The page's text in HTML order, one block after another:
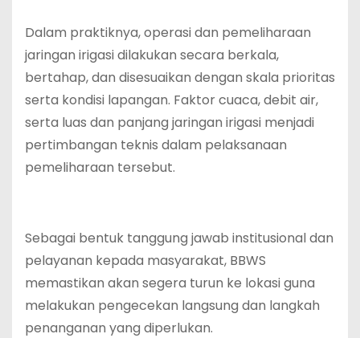
‎Dalam praktiknya, operasi dan pemeliharaan
jaringan irigasi dilakukan secara berkala,
bertahap, dan disesuaikan dengan skala prioritas
serta kondisi lapangan. Faktor cuaca, debit air,
serta luas dan panjang jaringan irigasi menjadi
pertimbangan teknis dalam pelaksanaan
pemeliharaan tersebut.
‎Sebagai bentuk tanggung jawab institusional dan
pelayanan kepada masyarakat, BBWS
memastikan akan segera turun ke lokasi guna
melakukan pengecekan langsung dan langkah
penanganan yang diperlukan.